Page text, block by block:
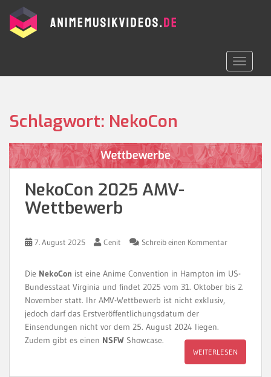
Schlagwort: NekoCon
NekoCon 2025 AMV-
Wettbewerb
7. August 2025 Cenit Schreib einen Kommentar
Die NekoCon ist eine Anime Convention in Hampton im US-
Bundesstaat Virginia und findet 2025 vom 31. Oktober bis 2.
November statt. Ihr AMV-Wettbewerb ist nicht exklusiv,
jedoch darf das Erstveröffentlichungsdatum der
Einsendungen nicht vor dem 25. August 2024 liegen.
Zudem gibt es einen NSFW Showcase.
WEITERLESEN